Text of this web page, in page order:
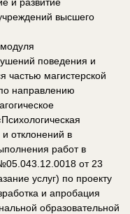
высшего
модуля
поведения и
частью магистерской
направлению
отклонений в
работ в
от 23
услуг) по проекту
и апробация
образовательной